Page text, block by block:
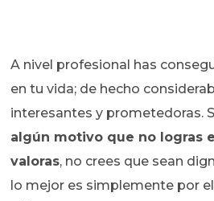
A nivel profesional has
en tu vida; de hecho
interesantes y prometedoras.
algún motivo que no logras
valoras, no crees que sean
lo mejor es simplemente por